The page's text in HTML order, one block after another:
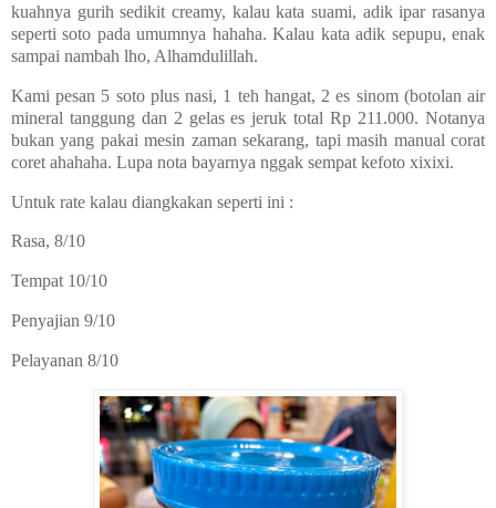
kuahnya gurih sedikit creamy, kalau kata suami, adik ipar rasanya
seperti soto pada umumnya hahaha. Kalau kata adik sepupu, enak
sampai nambah lho, Alhamdulillah.
Kami pesan 5 soto plus nasi, 1 teh hangat, 2 es sinom (botolan air
mineral tanggung dan 2 gelas es jeruk total Rp 211.000. Notanya
bukan yang pakai mesin zaman sekarang, tapi masih manual corat
coret ahahaha. Lupa nota bayarnya nggak sempat kefoto xixixi.
Untuk rate kalau diangkakan seperti ini :
Rasa, 8/10
Tempat 10/10
Penyajian 9/10
Pelayanan 8/10